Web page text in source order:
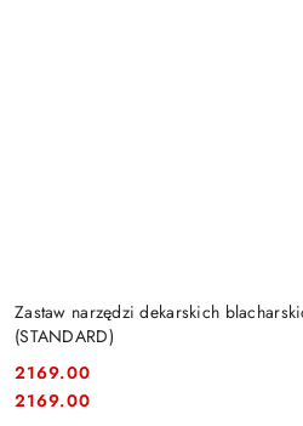
Zastaw narzędzi dekarskich
(STANDARD)
Cena:
2169.00
Cena:
2169.00